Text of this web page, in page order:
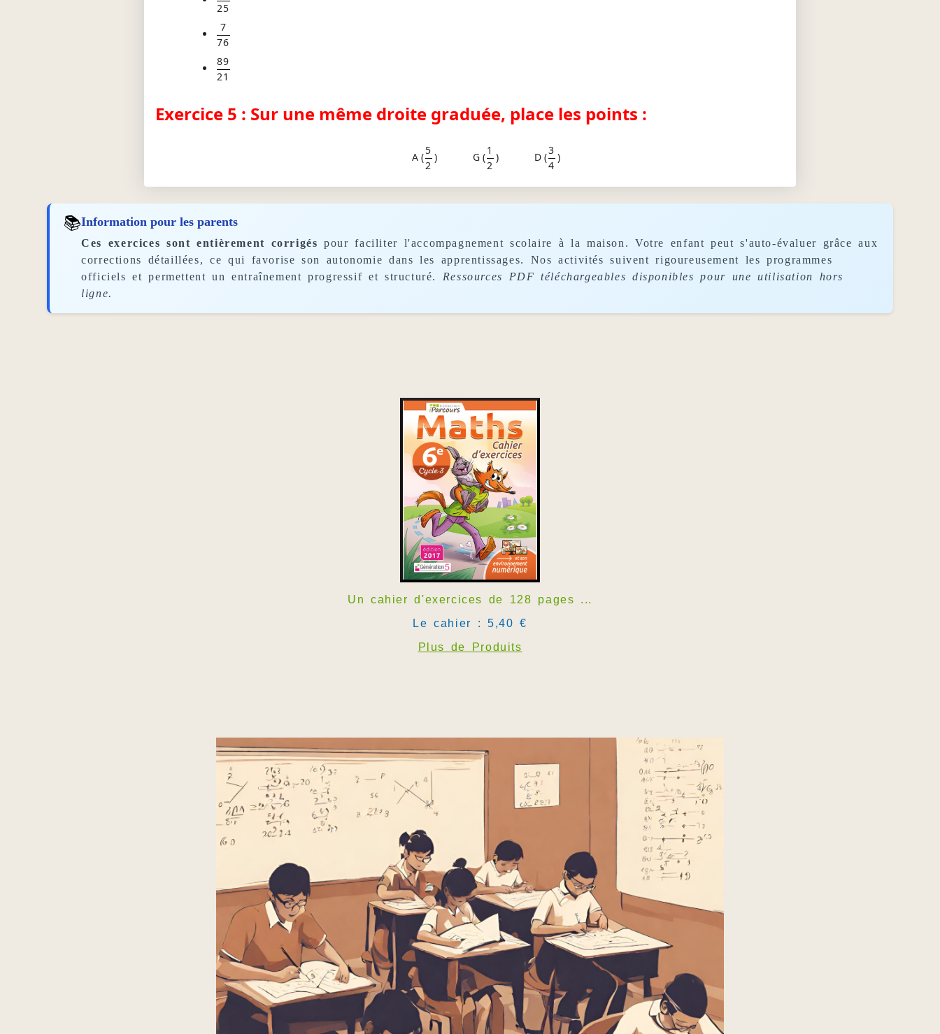
25
7
76
89
21
Exercice 5 : Sur une même droite graduée, place les points :
A (
5
2
) G (
1
2
) D (
3
4
)
📚Information pour les parents
Ces exercices sont entièrement corrigés pour faciliter l'accompagnement scolaire à la maison. Votre enfant peut s'auto-évaluer grâce aux
corrections détaillées, ce qui favorise son autonomie dans les apprentissages. Nos activités suivent rigoureusement les programmes
officiels et permettent un entraînement progressif et structuré. Ressources PDF téléchargeables disponibles pour une utilisation hors
ligne.
Un cahier d'exercices de 128 pages ...
Le cahier : 5,40 €
Plus de Produits